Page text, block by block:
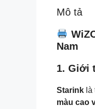
Mô tả
Nam
1. Giới
Starink
màu cao